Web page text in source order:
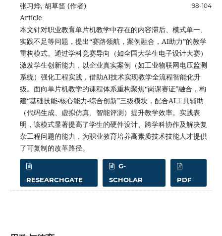
98-104
张习烨, 胡草笛 (作者)
Article
本文针对职业教育单片机教学中存在的内容滞后、模式单一、
实践不足等问题，提出“赛路领航，案例融合，AI助力”的教学
重构模式。通过学科竞赛导向（如全国大学生电子设计大赛）
激发学生创新能力，以企业真实案例（如工业物联网电压监测
系统）强化工程实践，借助AI技术实现教学全流程智能化升
级。面向单片机教学的课程体系重构聚焦“岗课赛证”融合，构
建“基础技能-核心能力-综合创新”三级模块，配合AI工具辅助
（代码生成、虚拟仿真、智能评测）提升教学效率。实践表
明，该模式显著提高了学生的硬件设计、跨学科协作及解决复
杂工程问题的能力，为职业教育培养高素质技术技能人才提供
了可复制的改革路径。
RESEARCHGATE
G-
SCHOLAR
PDF